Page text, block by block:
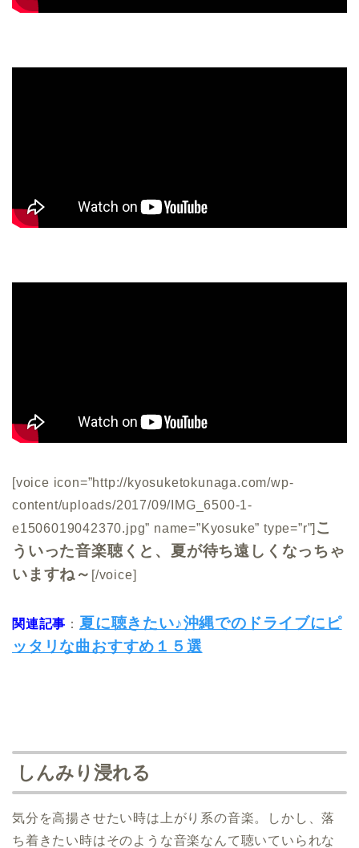
[voice icon=”http://kyosuketokunaga.com/wp-
content/uploads/2017/09/IMG_6500-1-
e1506019042370.jpg” name=”Kyosuke” type=”r”] こ
ういった音楽聴くと、夏が待ち遠しくなっちゃ
いますね～ [/voice]
関連記事 ： 夏に聴きたい♪沖縄でのドライブにピ
ッタリな曲おすすめ１５選
しんみり浸れる
気分を高揚させたい時は上がり系の音楽。しかし、落
ち着きたい時はそのような音楽なんて聴いていられな